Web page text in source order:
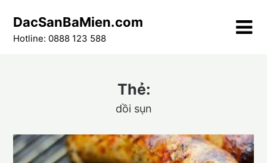
content
DacSanBaMien.com
Hotline: 0888 123 588
Thẻ:
dồi sụn